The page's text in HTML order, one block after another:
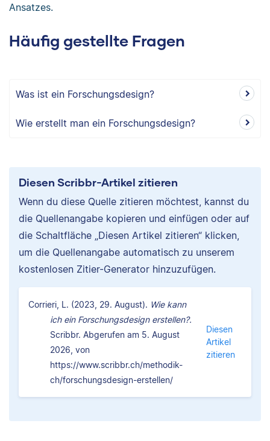
Ansatzes.
Häufig gestellte Fragen
Was ist ein Forschungsdesign?
Wie erstellt man ein Forschungsdesign?
Diesen Scribbr-Artikel zitieren
Wenn du diese Quelle zitieren möchtest, kannst du
die Quellenangabe kopieren und einfügen oder auf
die Schaltfläche „Diesen Artikel zitieren“ klicken,
um die Quellenangabe automatisch zu unserem
kostenlosen Zitier-Generator hinzuzufügen.
Corrieri, L. (2023, 29. August). Wie kann
ich ein Forschungsdesign erstellen?.
Scribbr. Abgerufen am 5. August
2026, von
https://www.scribbr.ch/methodik-
ch/forschungsdesign-erstellen/
Diesen
Artikel
zitieren